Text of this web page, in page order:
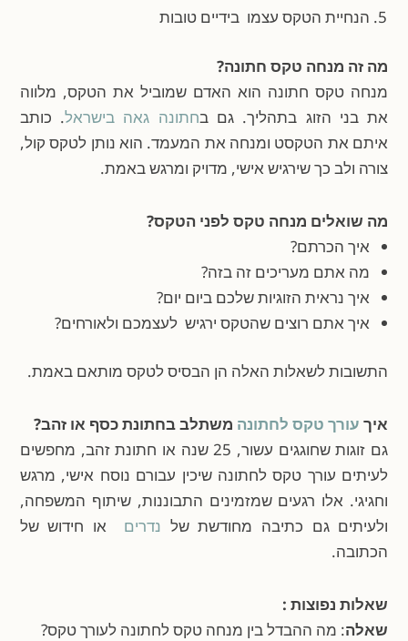
הנחיית הטקס עצמו בידיים טובות
מה זה מנחה טקס חתונה?
מנחה טקס חתונה הוא האדם שמוביל את הטקס, מלווה
את בני הזוג בתהליך. גם בחתונה גאה בישראל. כותב
איתם את הטקסט ומנחה את המעמד. הוא נותן לטקס קול,
צורה ולב כך שירגיש אישי, מדויק ומרגש באמת.
מה שואלים מנחה טקס לפני הטקס?
איך הכרתם?
מה אתם מעריכים זה בזה?
איך נראית הזוגיות שלכם ביום יום?
איך אתם רוצים שהטקס ירגיש לעצמכם ולאורחים?
התשובות לשאלות האלה הן הבסיס לטקס מותאם באמת.
איךעורך טקס לחתונהמשתלב בחתונת כסף או זהב?
גם זוגות שחוגגים עשור, 25 שנה או חתונת זהב, מחפשים
לעיתים עורך טקס לחתונה שיכין עבורם נוסח אישי, מרגש
וחגיגי. אלו רגעים שמזמינים התבוננות, שיתוף המשפחה,
ולעיתים גם כתיבה מחודשת של נדרים
או חידוש של
הכתובה.
שאלות נפוצות :
שאלה: מה ההבדל בין מנחה טקס לחתונה לעורך טקס?